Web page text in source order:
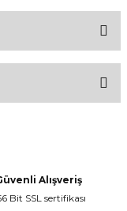
Alışveriş
Bit SSL sertifikası